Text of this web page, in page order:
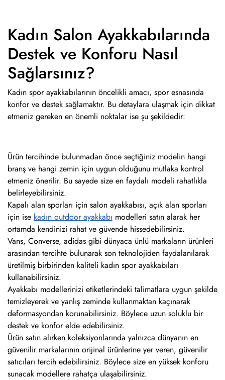
Kadın Salon Ayakkabılarında
Destek ve Konforu Nasıl
Sağlarsınız?
Kadın spor ayakkabılarının öncelikli amacı, spor esnasında
konfor ve destek sağlamaktır. Bu detaylara ulaşmak için dikkat
etmeniz gereken en önemli noktalar ise şu şekildedir:
Ürün tercihinde bulunmadan önce seçtiğiniz modelin hangi
branş ve hangi zemin için uygun olduğunu mutlaka kontrol
etmeniz önerilir. Bu sayede size en faydalı modeli rahatlıkla
belirleyebilirsiniz.
Kapalı alan sporları için salon ayakkabısı, açık alan sporları
için ise kadın outdoor ayakkabı modelleri satın alarak her
ortamda kendinizi rahat ve güvende hissedebilirsiniz.
Vans, Converse, adidas gibi dünyaca ünlü markaların ürünleri
arasından tercihte bulunarak son teknolojiden faydalanılarak
üretilmiş birbirinden kaliteli kadın spor ayakkabıları
kullanabilirsiniz.
Ayakkabı modellerinizi etiketlerindeki talimatlara uygun şekilde
temizleyerek ve yanlış zeminde kullanmaktan kaçınarak
deformasyondan korunabilirsiniz. Böylece uzun soluklu bir
destek ve konfor elde edebilirsiniz.
Ürün satın alırken koleksiyonlarında yalnızca dünyanın en
güvenilir markalarının orijinal ürünlerine yer veren, güvenilir
satıcıları tercih edebilirsiniz. Böylece size en yüksek konforu
sunacak modellere rahatça ulaşabilirsiniz.